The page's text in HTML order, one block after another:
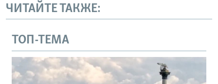
ЧИТАЙТЕ ТАКЖЕ:
ТОП-ТЕМА